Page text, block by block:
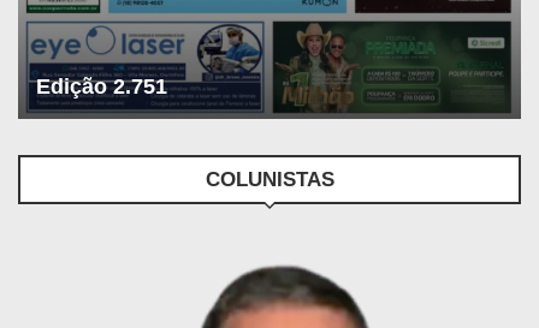
Edição 2.751
COLUNISTAS